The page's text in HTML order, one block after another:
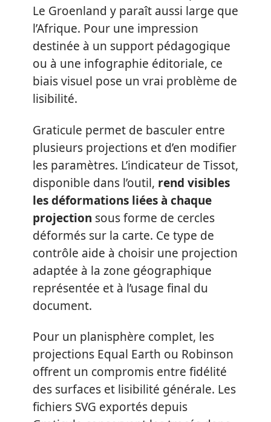
Le Groenland y paraît aussi large que
l’Afrique. Pour une impression
destinée à un support pédagogique
ou à une infographie éditoriale, ce
biais visuel pose un vrai problème de
lisibilité.
Graticule permet de basculer entre
plusieurs projections et d’en modifier
les paramètres. L’indicateur de Tissot,
disponible dans l’outil, rend visibles
les déformations liées à chaque
projection sous forme de cercles
déformés sur la carte. Ce type de
contrôle aide à choisir une projection
adaptée à la zone géographique
représentée et à l’usage final du
document.
Pour un planisphère complet, les
projections Equal Earth ou Robinson
offrent un compromis entre fidélité
des surfaces et lisibilité générale. Les
fichiers SVG exportés depuis